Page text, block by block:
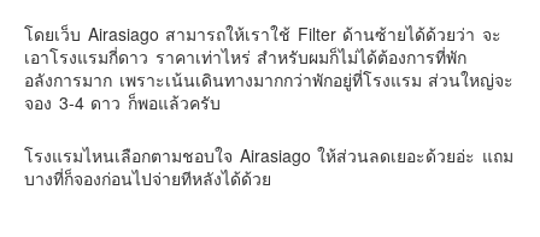
โดยเว็บ Airasiago สามารถให้เราใช้ Filter ด้านซ้ายได้ด้วยว่า จะ
เอาโรงแรมกี่ดาว ราคาเท่าไหร่ สำหรับผมก็ไม่ได้ต้องการที่พัก
อลังการมาก เพราะเน้นเดินทางมากกว่าพักอยู่ที่โรงแรม ส่วนใหญ่จะ
จอง 3-4 ดาว ก็พอแล้วครับ
โรงแรมไหนเลือกตามชอบใจ Airasiago ให้ส่วนลดเยอะด้วยอ่ะ แถม
บางที่ก็จองก่อนไปจ่ายทีหลังได้ด้วย